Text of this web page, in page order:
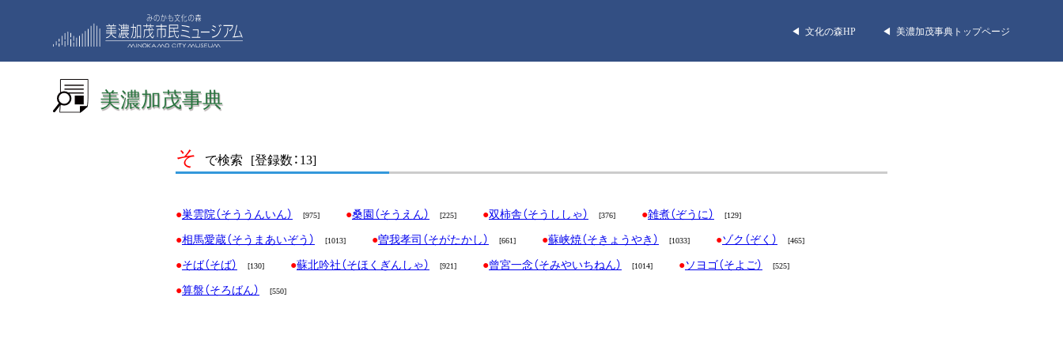
◀︎ 文化の森HP ◀︎ 美濃加茂事典トップページ
美濃加茂事典
そ で検索 [登録数：13]
巣雲院（そううんいん） [975] 桑園（そうえん） [225] 双柿舎（そうししゃ） [376] 雑煮（ぞうに） [129]
相馬愛蔵（そうまあいぞう） [1013] 曽我孝司（そがたかし） [661] 蘇峡焼（そきょうやき） [1033] ゾク（ぞく） [465]
そば（そば） [130] 蘇北吟社（そほくぎんしゃ） [921] 曾宮一念（そみやいちねん） [1014] ソヨゴ（そよご） [525]
算盤（そろばん） [550]